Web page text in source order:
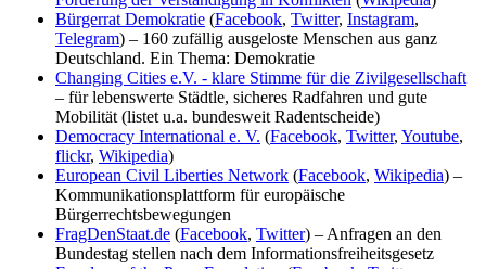
Bürgerrat Demokratie (Facebook, Twitter, Instagram,
Telegram) – 160 zufällig ausgeloste Menschen aus ganz
Deutschland. Ein Thema: Demokratie
Changing Cities e.V. - klare Stimme für die Zivilgesellschaft
– für lebenswerte Städtle, sicheres Radfahren und gute
Mobilität (listet u.a. bundesweit Radentscheide)
Democracy International e. V. (Facebook, Twitter, Youtube,
flickr, Wikipedia)
European Civil Liberties Network (Facebook, Wikipedia) –
Kommunikationsplattform für europäische
Bürgerrechtsbewegungen
FragDenStaat.de (Facebook, Twitter) – Anfragen an den
Bundestag stellen nach dem Informationsfreiheitsgesetz